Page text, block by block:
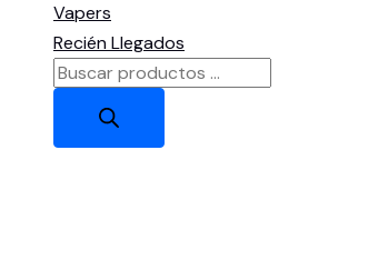
Vapers
Recién Llegados
Búsqueda
productos